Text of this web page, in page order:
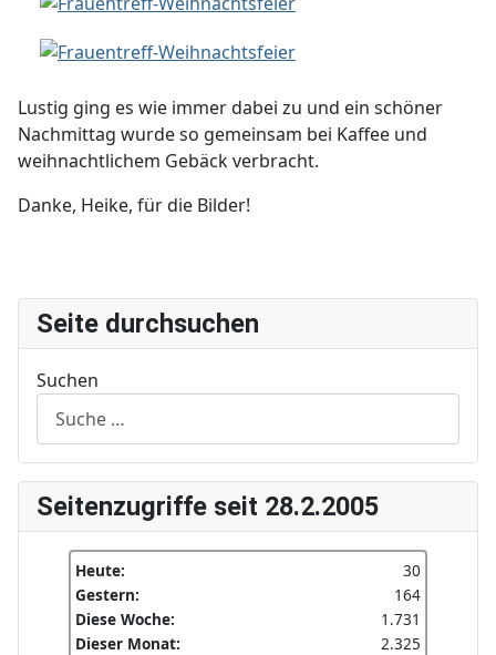
Lustig ging es wie immer dabei zu und ein schöner
Nachmittag wurde so gemeinsam bei Kaffee und
weihnachtlichem Gebäck verbracht.
Danke, Heike, für die Bilder!
Seite durchsuchen
Suchen
Seitenzugriffe seit 28.2.2005
Heute:
30
Gestern:
164
Diese Woche:
1.731
Dieser Monat:
2.325